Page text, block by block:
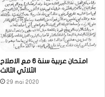
امتحان عربية سنة 6 مع الاصلاح
الثلاثي الثالث
29 mai 2020